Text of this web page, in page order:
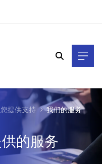
提供支持 我们的服务
的服务